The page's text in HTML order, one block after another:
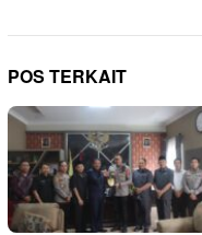
POS TERKAIT